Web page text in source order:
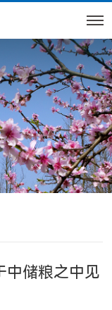
储粮之中见